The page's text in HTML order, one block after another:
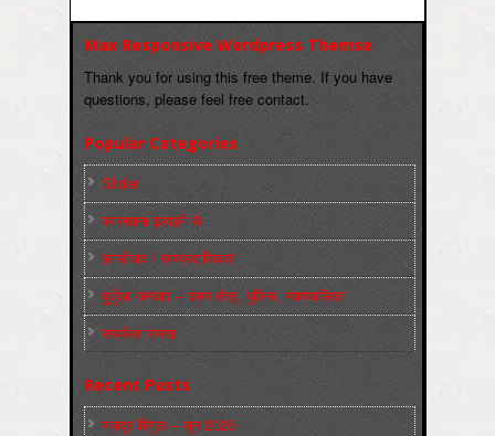
Max Responsive Wordpress Themse
Thank you for using this free theme. If you have
questions, please feel free contact.
Popular Categories
Slider
कारख़ाना इलाक़ों से
फ़ासीवाद / साम्‍प्रदायिकता
बुर्जुआ जनवाद – दमन तंत्र, पुलिस, न्‍यायपालिका
संघर्षरत जनता
Recent Posts
मज़दूर बिगुल – जून 2026